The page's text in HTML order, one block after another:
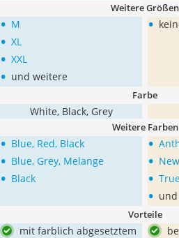
Weitere Größen
• M
• XL
• XXL
• und weitere
•
Farbe
White, Black, Grey
Weitere Farben
• Blue, Red, Black
• Blue, Grey, Melange
• Black
•
•
•
•
Vorteile
mit farblich abgesetztem